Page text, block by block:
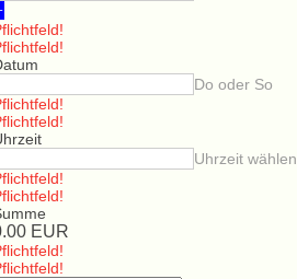
Do oder So
Uhrzeit wählen
EUR